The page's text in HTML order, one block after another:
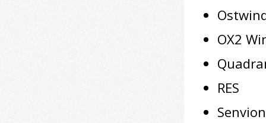
OX2
RES
Senvion